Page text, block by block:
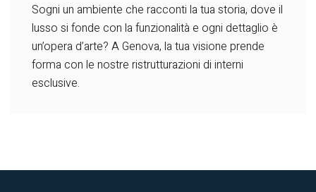
Sogni un ambiente che racconti la tua storia, dove il
lusso si fonde con la funzionalità e ogni dettaglio è
un’opera d’arte? A Genova, la tua visione prende
forma con le nostre ristrutturazioni di interni
esclusive.